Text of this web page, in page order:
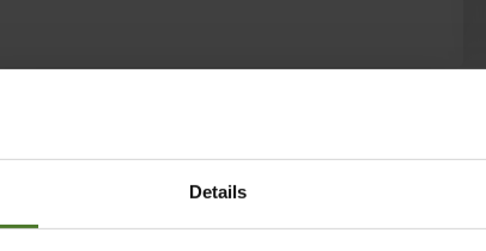
Details